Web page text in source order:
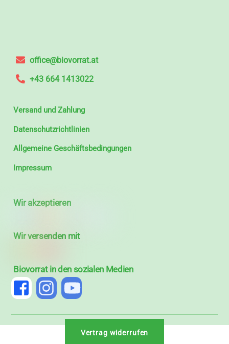
office@biovorrat.at
+43 664 1413022
Versand und Zahlung
Datenschutzrichtlinien
Allgemeine Geschäftsbedingungen
Impressum
Wir akzeptieren
Wir versenden mit
Biovorrat in den sozialen Medien
Vertrag widerrufen